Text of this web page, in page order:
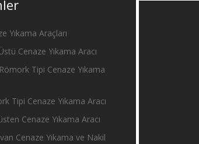
Yıkama Araçları
Cenaze Yıkama Aracı
Tipi Cenaze Yıkama
Tipi Cenaze Yıkama Aracı
Cenaze Yıkama Aracı
Cenaze Yıkama ve Nakil